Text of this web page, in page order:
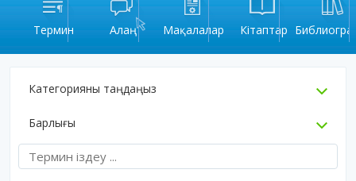
Термин Алаң Мақалалар Кітаптар
Категорияны таңдаңыз
Барлығы